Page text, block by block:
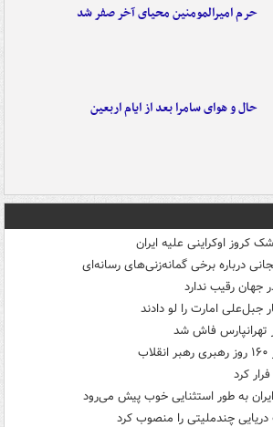
حرم امیرالمومنین محیای آخر صفر شد
حال و هوای سامرا بعد از ایام اربعین
کروز اوکراینی علیه ایران
درباره برخی گمانه‌زنی‌های رسانه‌ای
جهان رقیب ندارد
جبل‌علی امارت را لو دادند
کرد
به طور استثنایی خوب پیش می‌رود
دریایی چندملیتی را منصوب کرد